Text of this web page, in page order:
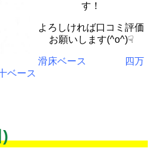
す！
よろしければ口コミ評価
お願いします(^o^)☟
滑床ベース
四万
ベース
)